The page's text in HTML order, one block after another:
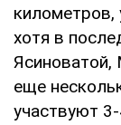
километров,
хотя в
Ясиноватой,
еще
участвуют